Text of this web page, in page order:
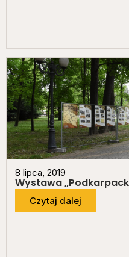
8 lipca, 2019
Wystawa
Czytaj dalej